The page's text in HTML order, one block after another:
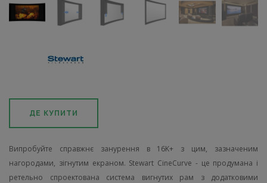
ДЕ КУПИТИ
Випробуйте справжнє занурення в 16K+ з цим, зазначеним
нагородами, зігнутим екраном. Stewart CineCurve - це продумана і
ретельно спроектована система вигнутих рам з додатковими